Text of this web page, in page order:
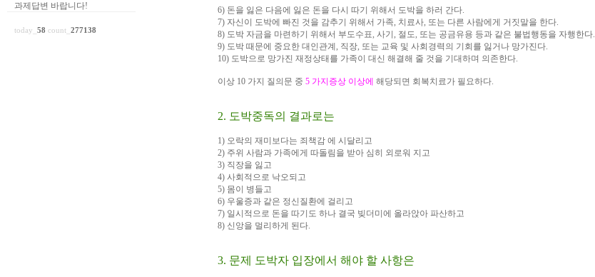
과제답변 바랍니다!
today_ 58 count_ 277138
6) 돈을 잃은 다음에 잃은 돈을 다시 따기 위해서 도박을 하러 간다.
7) 자신이 도박에 빠진 것을 감추기 위해서 가족, 치료사, 또는 다른 사람에게 거짓말을 한다.
8) 도박 자금을 마련하기 위해서 부도수표, 사기, 절도, 또는 공금유용 등과 같은 불법행동을 자행한다.
9) 도박 때문에 중요한 대인관계, 직장, 또는 교육 및 사회경력의 기회를 잃거나 망가진다.
10) 도박으로 망가진 재정상태를 가족이 대신 해결해 줄 것을 기대하며 의존한다.
이상 10 가지 질의문 중 5 가지증상 이상에 해당되면 회복치료가 필요하다.
2. 도박중독의 결과로는
1) 오락의 재미보다는 죄책감 에 시달리고
2) 주위 사람과 가족에게 따돌림을 받아 심히 외로워 지고
3) 직장을 잃고
4) 사회적으로 낙오되고
5) 몸이 병들고
6) 우울증과 같은 정신질환에 걸리고
7) 일시적으로 돈을 따기도 하나 결국 빚더미에 올라앉아 파산하고
8) 신앙을 멀리하게 된다.
3. 문제 도박자 입장에서 해야 할 사항은